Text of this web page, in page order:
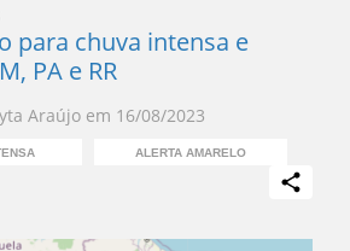
para chuva intensa e
PA e RR
Araújo em 16/08/2023
ALERTA AMARELO